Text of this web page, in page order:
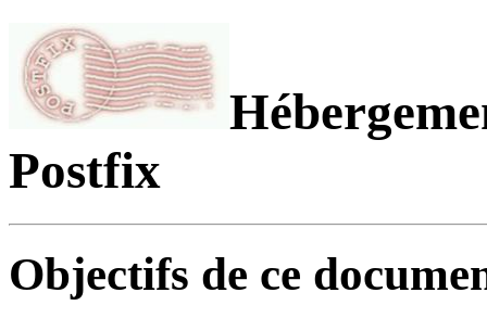
Postfix
Objectifs de ce